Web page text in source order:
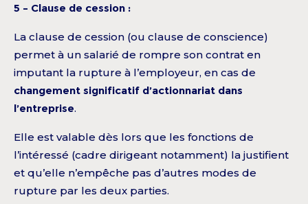
5 – Clause de cession :
La clause de cession (ou clause de conscience)
permet à un salarié de rompre son contrat en
imputant la rupture à l’employeur, en cas de
changement significatif d’actionnariat dans
l’entreprise.
Elle est valable dès lors que les fonctions de
l’intéressé (cadre dirigeant notamment) la justifient
et qu’elle n’empêche pas d’autres modes de
rupture par les deux parties.